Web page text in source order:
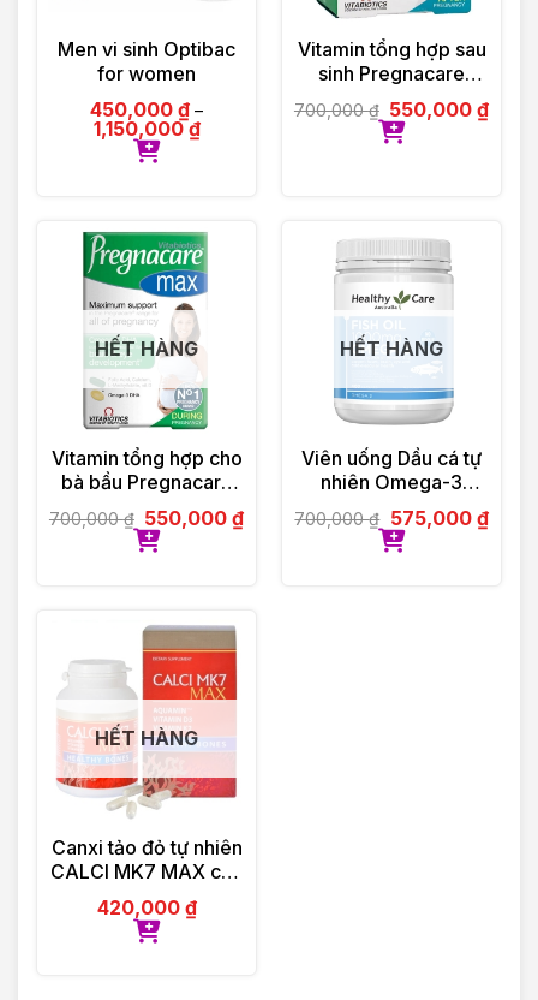
Men vi sinh Optibac
for women
450,000 ₫ –
1,150,000₫
Vitamin tổng hợp sau
sinh Pregnacare
Breast-feeding 84
viên Vitabiotics UK
700,000₫ 550,000₫
HẾT HÀNG
Vitamin tổng hợp cho
bà bầu Pregnacare
Max 84 viên
Vitabiotics UK
700,000₫ 550,000₫
HẾT HÀNG
Viên uống Dầu cá tự
nhiên Omega-3
1000mg 400 viên
700,000₫ 575,000 ₫
HẾT HÀNG
Canxi tảo đỏ tự nhiên
CALCI MK7 MAX của
Ba Lan 60 viên
420,000 ₫